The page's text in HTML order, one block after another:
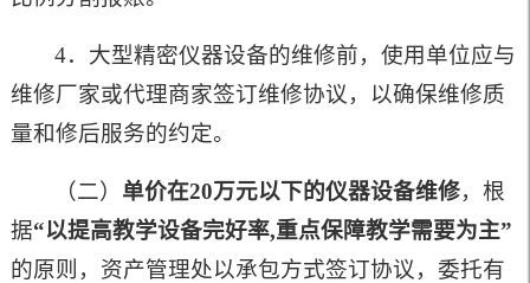
4．大型精密仪器设备的维修前，使用单位应与
维修厂家或代理商家签订维修协议，以确保维修质
量和修后服务的约定。
（二） 单价在20万元以下的仪器设备维修，根
据“以提高教学设备完好率,重点保障教学需要为主”
的原则，资产管理处以承包方式签订协议，委托有